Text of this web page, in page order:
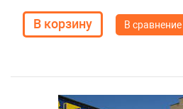
В сравнение